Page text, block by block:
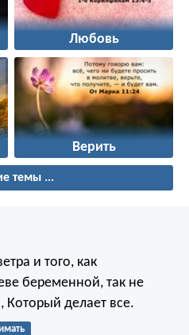
Любовь
Верить
темы ...
и того, как
беременной, так не
Который делает все.